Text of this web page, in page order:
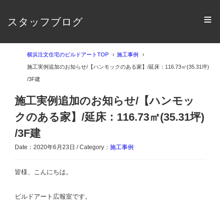
スタッフブログ
横浜注文住宅のビルドアートTOP 施工事例
施工実例追加のお知らせ/【ハンモックのある家】/延床：116.73㎡(35.31坪)
/3F建
施工実例追加のお知らせ/【ハンモッ
クのある家】/延床：116.73㎡(35.31坪)
/3F建
Date：2020年6月23日 / Category： 施工事例
皆様、こんにちは。
ビルドアート広報室です。